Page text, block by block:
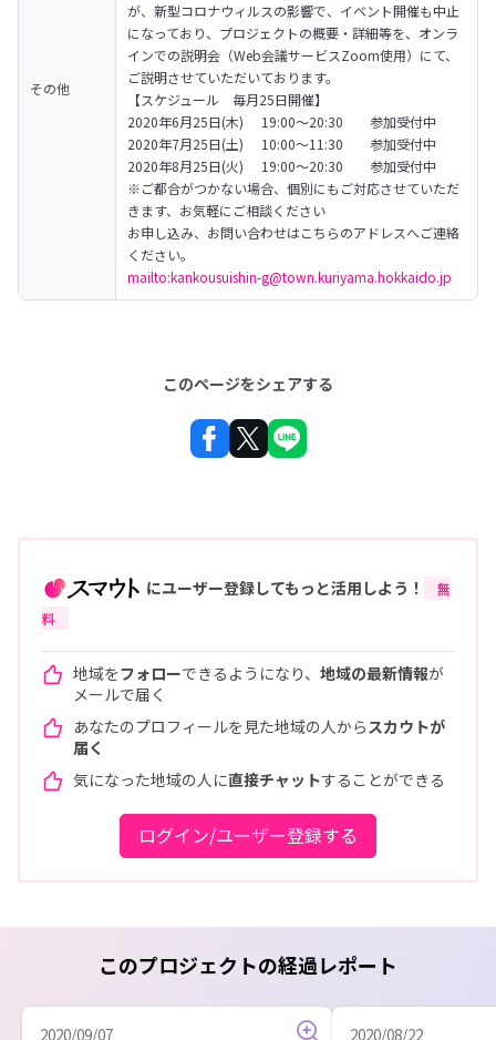
その他
が、新型コロナウィルスの影響で、イベント開催も中止
になっており、プロジェクトの概要・詳細等を、オンラ
インでの説明会（Web会議サービスZoom使用）にて、
ご説明させていただいております。
【スケジュール　毎月25日開催】
2020年6月25日(木) 　19:00～20:30　　参加受付中
2020年7月25日(土) 　10:00～11:30　　参加受付中
2020年8月25日(火) 　19:00～20:30　　参加受付中
※ご都合がつかない場合、個別にもご対応させていただ
きます、お気軽にご相談ください
お申し込み、お問い合わせはこちらのアドレスへご連絡
mailto:kankousuishin-g@town.kuriyama.hokkaido.jp
このページをシェアする
にユーザー登録してもっと活用しよう！
無
料
地域をフォローできるようになり、 地域の最新情報が
メールで届く
あなたのプロフィールを見た地域の人から スカウトが
届く
気になった地域の人に直接チャットすることができる
ログイン/ユーザー登録する
このプロジェクトの経過レポート
2020/09/07 2020/08/22